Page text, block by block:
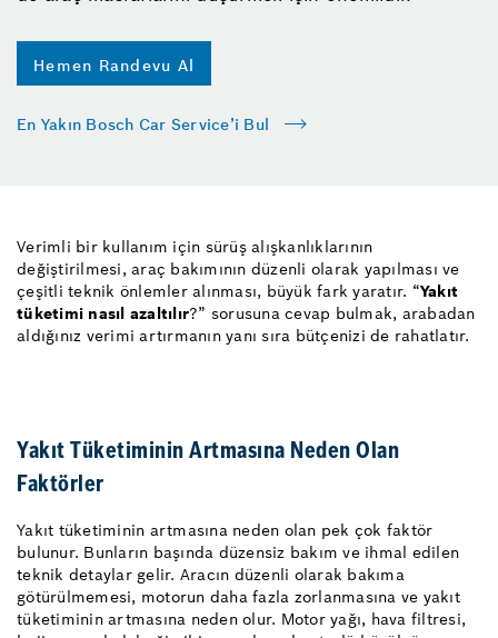
Hemen Randevu Al
En Yakın Bosch Car Service’i Bul
Verimli bir kullanım için sürüş alışkanlıklarının
değiştirilmesi, araç bakımının düzenli olarak yapılması ve
çeşitli teknik önlemler alınması, büyük fark yaratır. “Yakıt
tüketimi nasıl azaltılır?” sorusuna cevap bulmak, arabadan
aldığınız verimi artırmanın yanı sıra bütçenizi de rahatlatır.
Yakıt Tüketiminin Artmasına Neden Olan
Faktörler
Yakıt tüketiminin artmasına neden olan pek çok faktör
bulunur. Bunların başında düzensiz bakım ve ihmal edilen
teknik detaylar gelir. Aracın düzenli olarak bakıma
götürülmemesi, motorun daha fazla zorlanmasına ve yakıt
tüketiminin artmasına neden olur. Motor yağı, hava filtresi,